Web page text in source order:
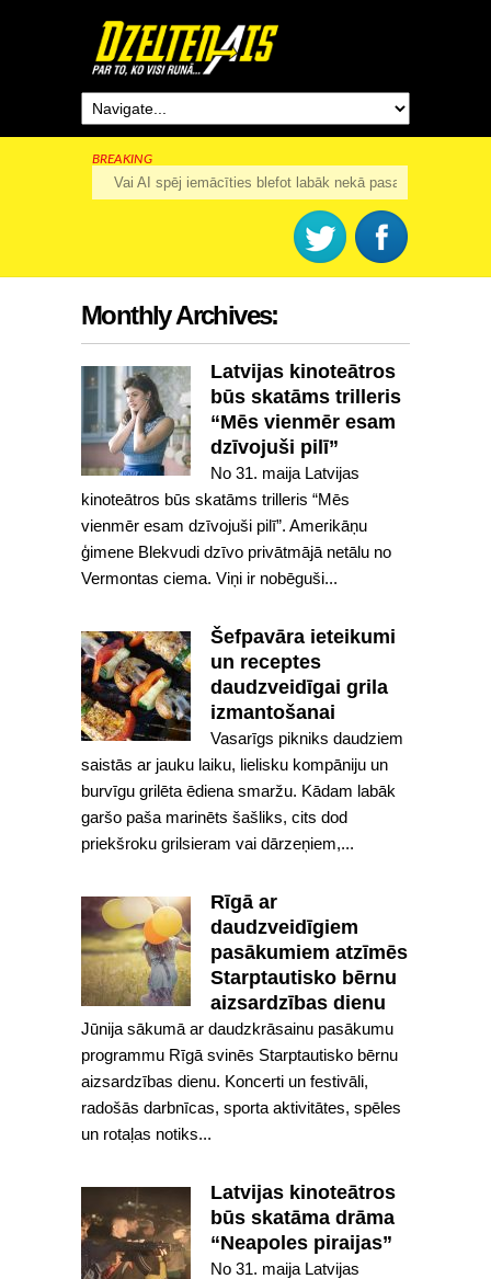
BREAKING
Rīga šogad svinēs 825. dzimšanas dienu
Monthly Archives:
Latvijas kinoteātros
būs skatāms trilleris
“Mēs vienmēr esam
dzīvojuši pilī”
No 31. maija Latvijas
kinoteātros būs skatāms trilleris “Mēs
vienmēr esam dzīvojuši pilī”. Amerikāņu
ģimene Blekvudi dzīvo privātmājā netālu no
Vermontas ciema. Viņi ir nobēguši...
Šefpavāra ieteikumi
un receptes
daudzveidīgai grila
izmantošanai
Vasarīgs pikniks daudziem
saistās ar jauku laiku, lielisku kompāniju un
burvīgu grilēta ēdiena smaržu. Kādam labāk
garšo paša marinēts šašliks, cits dod
priekšroku grilsieram vai dārzeņiem,...
Rīgā ar
daudzveidīgiem
pasākumiem atzīmēs
Starptautisko bērnu
aizsardzības dienu
Jūnija sākumā ar daudzkrāsainu pasākumu
programmu Rīgā svinēs Starptautisko bērnu
aizsardzības dienu. Koncerti un festivāli,
radošās darbnīcas, sporta aktivitātes, spēles
un rotaļas notiks...
Latvijas kinoteātros
būs skatāma drāma
“Neapoles piraijas”
No 31. maija Latvijas